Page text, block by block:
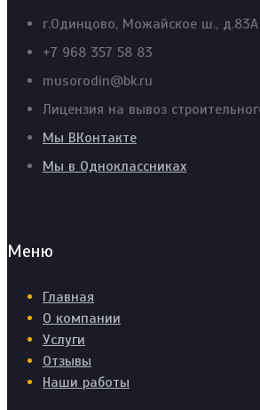
г.Одинцово, Можайское ш., д.83А
+7 968 357 58 83
musorodin@bk.ru
Лицензия на вывоз
Мы ВКонтакте
Мы в Одноклассниках
Меню
Главная
О компании
Услуги
Отзывы
Наши работы